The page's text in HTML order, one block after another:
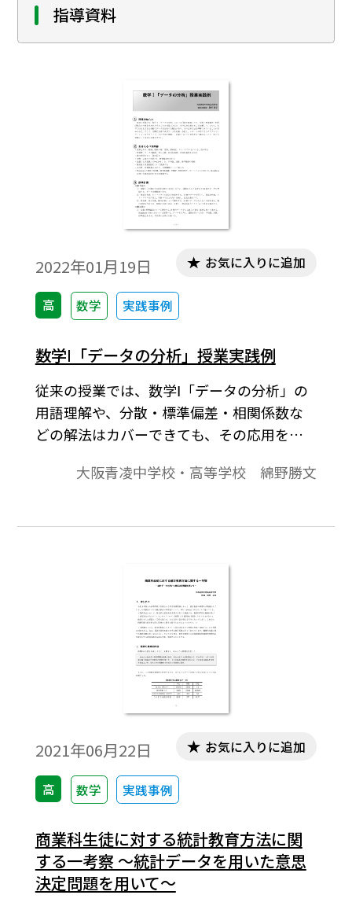
指導資料
2022年01月19日
高 数学 実践事例
お気に入りに追加
数学Ⅰ「データの分析」授業実践例
従来の授業では、数学Ⅰ「データの分析」の
用語理解や、分散・標準偏差・相関係数な
どの解法はカバーできても、その応用を教
析の機会が多く、その深い理解が求められ
タを収集・分析し、レポートの形でプレゼ
し結果の考察を行う機会をつくった。デー
タ分析を、使える知識として生徒に定着さ
せたいからである。
大阪青凌中学校・高等学校 綿野勝文
2021年06月22日
高 数学 実践事例
お気に入りに追加
商業科生徒に対する統計教育方法に関
する一考察 ～統計データを用いた意思
決定問題を用いて～